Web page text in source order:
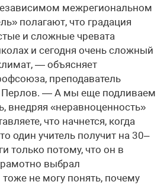
межрегиональном
полагают, что градация
и сложные чревата
и сегодня очень сложный
— объясняет
преподаватель
Перлов. — А мы еще подливаем
внедряя «неравноценность»
что начнется, когда
один учитель получит на 30–
только потому, что он в
выбрал
не могу понять, почему